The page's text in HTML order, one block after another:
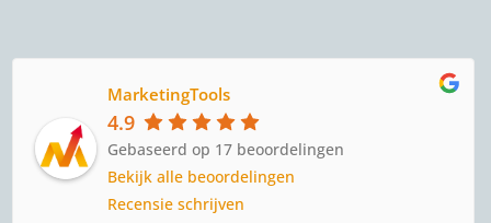
MarketingTools
4.9
Gebaseerd op 17 beoordelingen
Bekijk alle beoordelingen
Recensie schrijven